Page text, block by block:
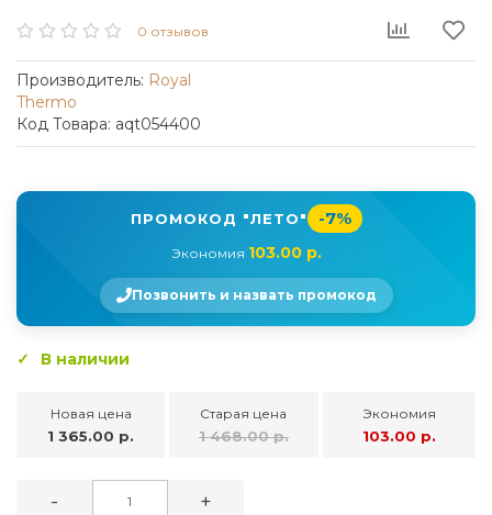
0 отзывов
Производитель: Royal
Thermo
Код Товара: aqt054400
ПРОМОКОД "ЛЕТО" -7%
Экономия 103.00 р.
Позвонить и назвать промокод
В наличии
Новая цена
1 365.00 р.
Старая цена
1 468.00 р.
Экономия
103.00 р.
- +